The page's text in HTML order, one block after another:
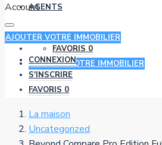
AGENTS
FAVORIS 0
AJOUTER VOTRE IMMOBILIER
Account
AJOUTER VOTRE IMMOBILIER
CONNEXION
S'INSCRIRE
FAVORIS 0
La maison
Uncategorized